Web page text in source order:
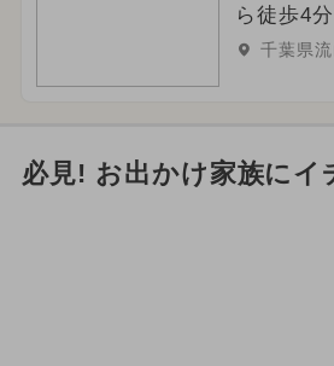
ら徒歩4分
千葉県
必見! お出かけ家族にイ